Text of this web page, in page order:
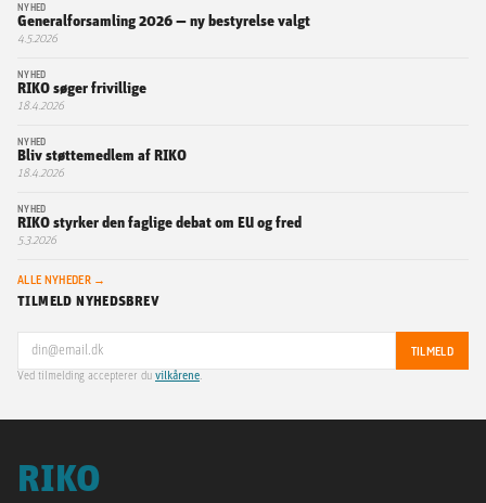
NYHED
Generalforsamling 2026 — ny bestyrelse valgt
4.5.2026
NYHED
RIKO søger frivillige
18.4.2026
NYHED
Bliv støttemedlem af RIKO
18.4.2026
NYHED
RIKO styrker den faglige debat om EU og fred
5.3.2026
ALLE NYHEDER →
TILMELD NYHEDSBREV
TILMELD
Ved tilmelding accepterer du vilkårene.
RIKO